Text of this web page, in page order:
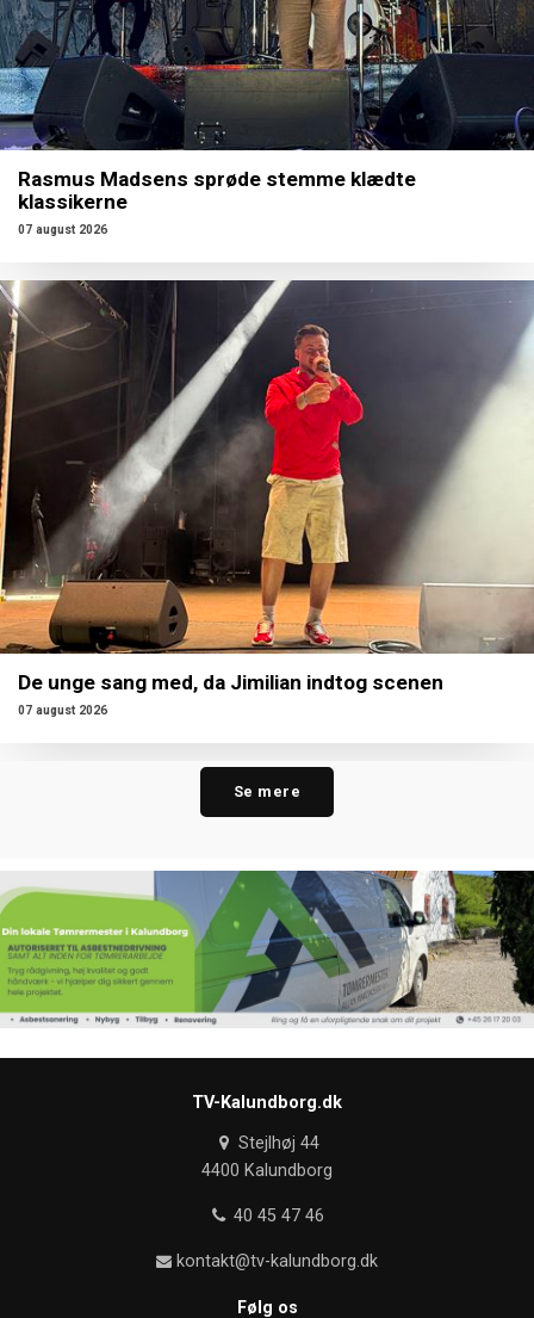
Rasmus Madsens sprøde stemme klædte
klassikerne
07 august 2026
De unge sang med, da Jimilian indtog scenen
07 august 2026
Se mere
TV-Kalundborg.dk
Stejlhøj 44
4400 Kalundborg
40 45 47 46
kontakt@tv-kalundborg.dk
Følg os